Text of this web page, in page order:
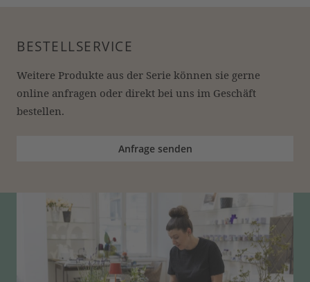
BESTELLSERVICE
Weitere Produkte aus der Serie können sie gerne
online anfragen oder direkt bei uns im Geschäft
bestellen.
Anfrage senden